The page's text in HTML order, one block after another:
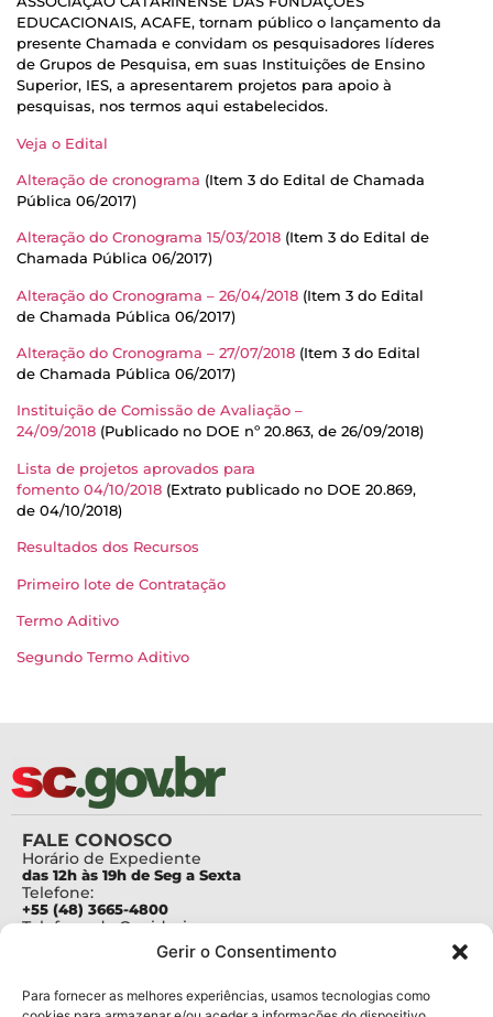
Gerir o Consentimento
Para fornecer as melhores experiências, usamos tecnologias como
EDUCACIONAIS, ACAFE, tornam público o lançamento da
presente Chamada e convidam os pesquisadores líderes
de Grupos de Pesquisa, em suas Instituições de Ensino
Superior, IES, a apresentarem projetos para apoio à
pesquisas, nos termos aqui estabelecidos.
Veja o Edital
Alteração de cronograma (Item 3 do Edital de Chamada
Pública 06/2017)
Alteração do Cronograma 15/03/2018 (Item 3 do Edital de
Chamada Pública 06/2017)
Alteração do Cronograma – 26/04/2018 (Item 3 do Edital
de Chamada Pública 06/2017)
Alteração do Cronograma – 27/07/2018 (Item 3 do Edital
de Chamada Pública 06/2017)
Instituição de Comissão de Avaliação –
24/09/2018 (Publicado no DOE nº 20.863, de 26/09/2018)
Lista de projetos aprovados para
fomento 04/10/2018 (Extrato publicado no DOE 20.869,
de 04/10/2018)
Resultados dos Recursos
Primeiro lote de Contratação
Termo Aditivo
Segundo Termo Aditivo
FALE CONOSCO
Horário de Expediente
das 12h às 19h de Seg a Sexta
Telefone:
+55 (48) 3665-4800
Telefone da Ouvidoria
Para assuntos relacionados à Pesquisa
pesquisa@fapesc.sc.gov.br